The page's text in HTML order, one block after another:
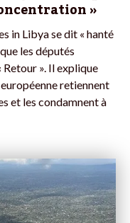
»
in Libya se dit « hanté
les députés
». Il explique
retiennent
et les condamnent à